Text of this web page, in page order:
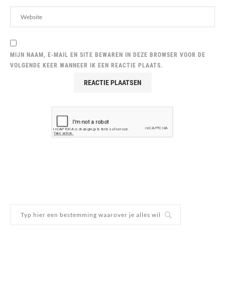
MIJN NAAM, E-MAIL EN SITE BEWAREN IN DEZE BROWSER VOOR DE
VOLGENDE KEER WANNEER IK EEN REACTIE PLAATS.